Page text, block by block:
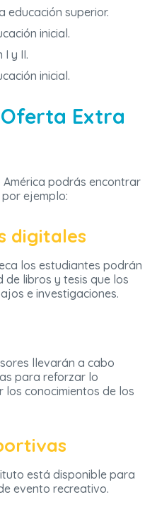
educación superior.
inicial.
I y II.
inicial.
Extra
podrás encontrar
ejemplo:
digitales
los estudiantes podrán
libros y tesis que los
e investigaciones.
llevarán a cabo
para reforzar lo
conocimientos de los
está disponible para
evento recreativo.